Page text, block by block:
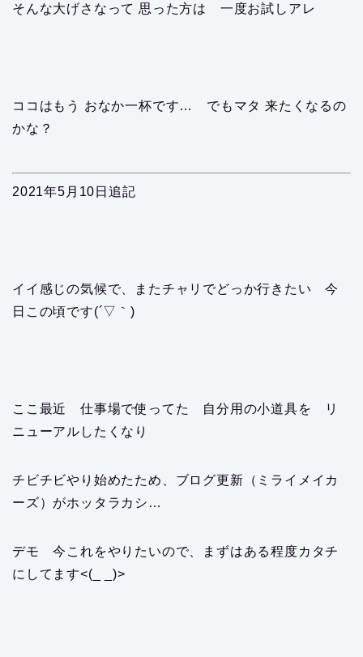
そんな大げさなって 思った方は 一度お試しアレ
ココはもう おなか一杯です… でもマタ 来たくなるの
かな？
2021年5月10日追記
イイ感じの気候で、またチャリでどっか行きたい 今
日この頃です(´▽｀)
ここ最近 仕事場で使ってた 自分用の小道具を リ
ニューアルしたくなり
チビチビやり始めたため、ブログ更新（ミライメイカ
ーズ）がホッタラカシ…
デモ 今これをやりたいので、まずはある程度カタチ
にしてます<(_ _)>